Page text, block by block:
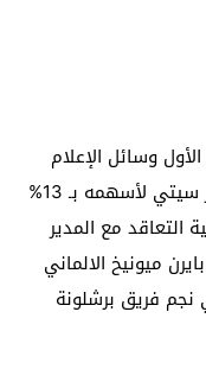
كانون الأول وسائل الإعلام
البريطانية، أن صفقة بيع فريق مانشستر سيتي لأسهمه بـ 13%
مع المدير
ميونيخ الالماني
نجم فريق برشلونة